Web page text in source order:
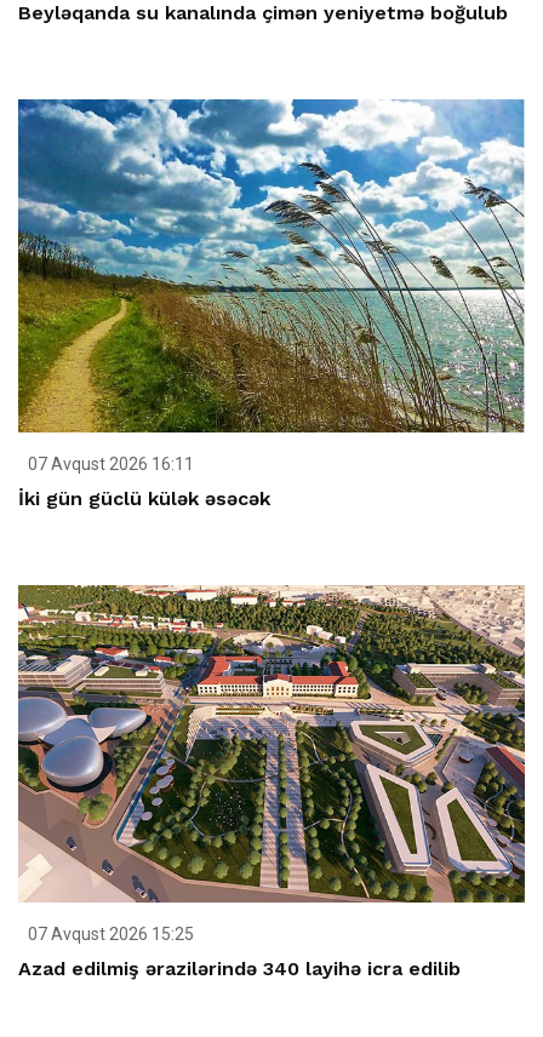
Beyləqanda su kanalında çimən yeniyetmə boğulub
07 Avqust 2026 16:11
İki gün güclü külək əsəcək
07 Avqust 2026 15:25
Azad edilmiş ərazilərində 340 layihə icra edilib